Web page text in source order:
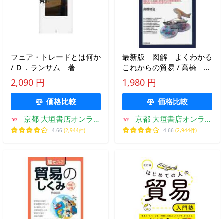
フェア・トレードとは何か
/ Ｄ．ランサム 著
2,090 円
価格比較
京都 大垣書店オンライ
ン
4.66 (2,944件)
最新版 図解 よくわかる
これからの貿易 / 高橋 靖
治 著
1,980 円
価格比較
京都 大垣書店オンライ
ン
4.66 (2,944件)